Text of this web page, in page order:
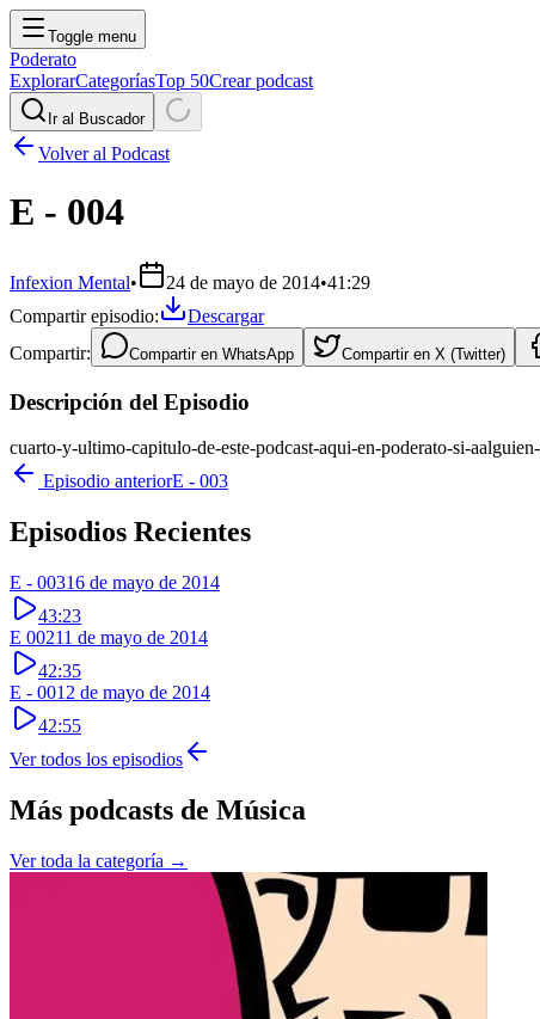
Toggle menu
Poderato
ExplorarCategoríasTop 50Crear podcast
Ir al Buscador
Volver al Podcast
E - 004
Infexion Mental• 24 de mayo de 2014•41:29
Compartir episodio:
Descargar
Compartir:
Compartir en WhatsApp Compartir en X (Twitter)
Descripción del Episodio
cuarto-y-ultimo-capitulo-de-este-podcast-aqui-en-poderato-si-
Episodio anteriorE - 003
Episodios Recientes
E - 00316 de mayo de 2014
43:23
E 00211 de mayo de 2014
42:35
E - 001 2 de mayo de 2014
42:55
Ver todos los episodios
Más podcasts de Música
Ver toda la categoría →